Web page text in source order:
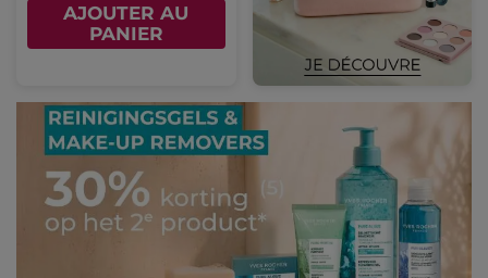
AJOUTER AU
PANIER